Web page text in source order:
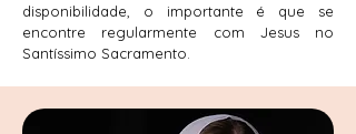
disponibilidade, o importante é que se
encontre regularmente com Jesus no
Santíssimo Sacramento.